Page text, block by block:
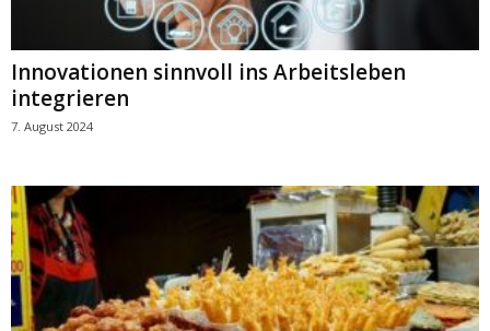
Innovationen sinnvoll ins Arbeitsleben
integrieren
7. August 2024